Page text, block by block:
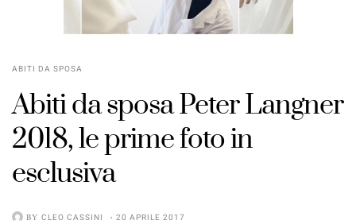
ABITI DA SPOSA
Abiti da sposa Peter Langner
2018, le prime foto in
esclusiva
BY CLEO CASSINI 20 APRILE 2017